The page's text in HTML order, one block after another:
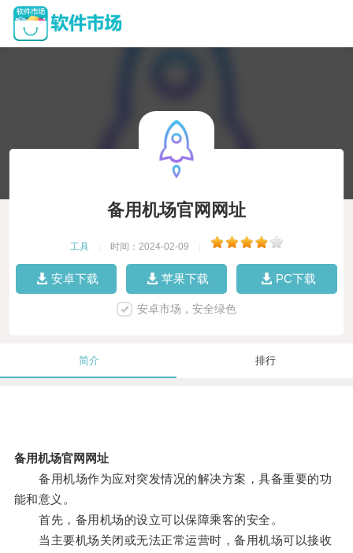
备用机场官网网址
工具 时间：2024-02-09
安卓下载 苹果下载 PC下载
安卓市场，安全绿色
简介 排行
备用机场官网网址
备用机场作为应对突发情况的解决方案，具备重要的功
能和意义。
首先，备用机场的设立可以保障乘客的安全。
当主要机场关闭或无法正常运营时，备用机场可以接收